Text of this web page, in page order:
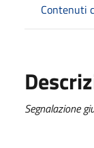
Contenuti
Segnalazione